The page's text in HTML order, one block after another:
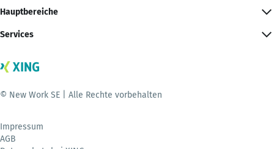
Hauptbereiche
Services
© New Work SE | Alle Rechte vorbehalten
Impressum
AGB